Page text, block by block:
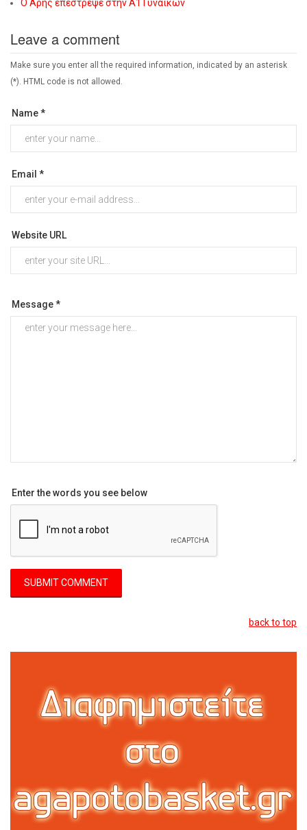
Ο Άρης επέστρεψε στην Α1 Γυναικών
Leave a comment
Make sure you enter all the required information, indicated by an asterisk
(*). HTML code is not allowed.
Name *
Email *
Website URL
Message *
Enter the words you see below
back to top